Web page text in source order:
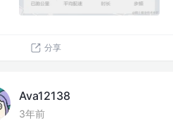
分享
Ava12138
3年前